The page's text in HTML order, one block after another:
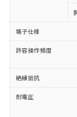
端子仕様
許容操作頻度
絶縁抵抗
耐電圧
以下の条
ご利用くだ
本サ
商品
当社
本サ
こと
対応予定
非含有に
定はありま
調査・確
非含有の対
非該当品
害物質有無
いたもの
むを得ず
※1 中国
「○」：
基準値以下
「×」：
基準値を
「－」：
当社
為替